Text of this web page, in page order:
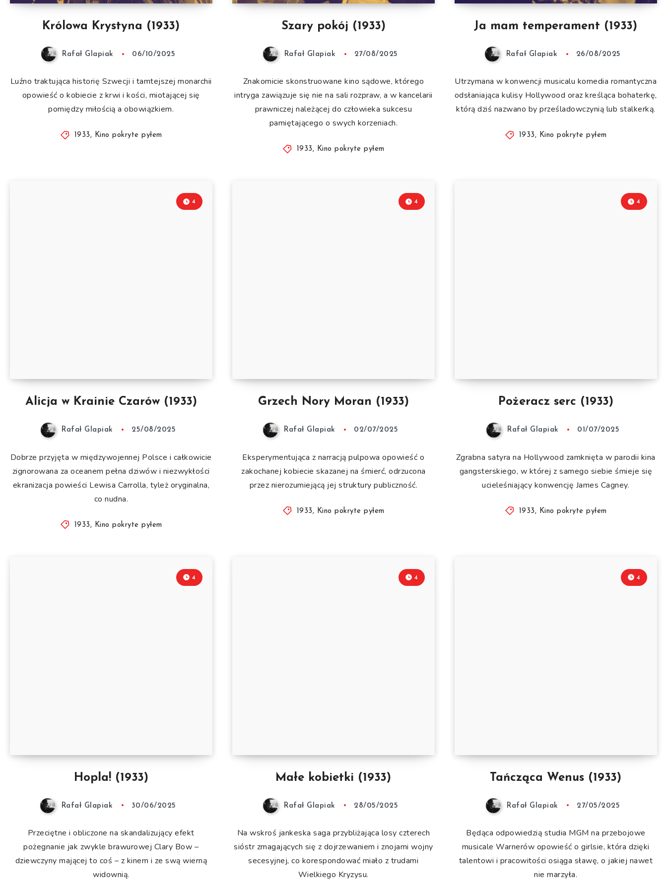
Królowa Krystyna (1933)
Rafał Glapiak 06/10/2025
Luźno traktująca historię Szwecji i tamtejszej monarchii
opowieść o kobiecie z krwi i kości, miotającej się
pomiędzy miłością a obowiązkiem.
1933, Kino pokryte pyłem
Szary pokój (1933)
Rafał Glapiak 27/08/2025
Znakomicie skonstruowane kino sądowe, którego
intryga zawiązuje się nie na sali rozpraw, a w kancelarii
prawniczej należącej do człowieka sukcesu
pamiętającego o swych korzeniach.
1933, Kino pokryte pyłem
Ja mam temperament (1933)
Rafał Glapiak 26/08/2025
Utrzymana w konwencji musicalu komedia romantyczna
odsłaniająca kulisy Hollywood oraz kreśląca bohaterkę,
którą dziś nazwano by prześladowczynią lub stalkerką.
1933, Kino pokryte pyłem
Alicja w Krainie Czarów (1933)
4
Rafał Glapiak 25/08/2025
Dobrze przyjęta w międzywojennej Polsce i całkowicie
zignorowana za oceanem pełna dziwów i niezwykłości
ekranizacja powieści Lewisa Carrolla, tyleż oryginalna,
co nudna.
1933, Kino pokryte pyłem
Grzech Nory Moran (1933)
4
Rafał Glapiak 02/07/2025
Eksperymentująca z narracją pulpowa opowieść o
zakochanej kobiecie skazanej na śmierć, odrzucona
przez nierozumiejącą jej struktury publiczność.
1933, Kino pokryte pyłem
Pożeracz serc (1933)
4
Rafał Glapiak 01/07/2025
Zgrabna satyra na Hollywood zamknięta w parodii kina
gangsterskiego, w której z samego siebie śmieje się
ucieleśniający konwencję James Cagney.
1933, Kino pokryte pyłem
Hopla! (1933)
4
Rafał Glapiak 30/06/2025
Przeciętne i obliczone na skandalizujący efekt
pożegnanie jak zwykle brawurowej Clary Bow –
dziewczyny mającej to coś – z kinem i ze swą wierną
widownią.
Małe kobietki (1933)
4
Rafał Glapiak 28/05/2025
Na wskroś jankeska saga przybliżająca losy czterech
sióstr zmagających się z dojrzewaniem i znojami wojny
secesyjnej, co korespondować miało z trudami
Wielkiego Kryzysu.
Tańcząca Wenus (1933)
4
Rafał Glapiak 27/05/2025
Będąca odpowiedzią studia MGM na przebojowe
musicale Warnerów opowieść o girlsie, która dzięki
talentowi i pracowitości osiąga sławę, o jakiej nawet
nie marzyła.